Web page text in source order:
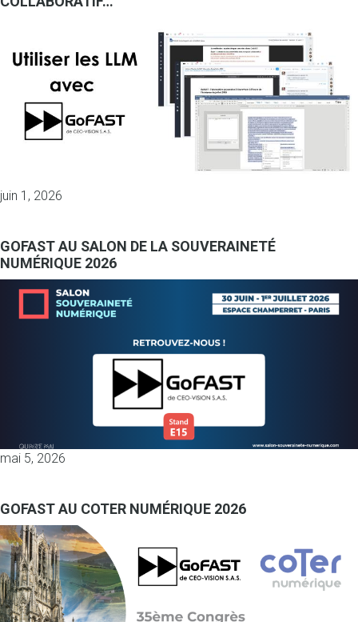
juin 1, 2026
GOFAST AU SALON DE LA SOUVERAINETÉ
NUMÉRIQUE 2026
mai 5, 2026
GOFAST AU COTER NUMÉRIQUE 2026